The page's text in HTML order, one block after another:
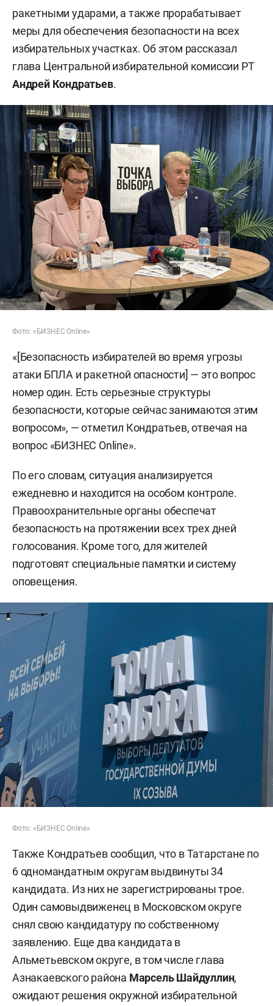
ракетными ударами, а также прорабатывает
меры для обеспечения безопасности на всех
избирательных участках. Об этом рассказал
глава Центральной избирательной комиссии РТ
Андрей Кондратьев.
Фото: «БИЗНЕС Online»
«[Безопасность избирателей во время угрозы
атаки БПЛА и ракетной опасности] — это вопрос
номер один. Есть серьезные структуры
безопасности, которые сейчас занимаются этим
вопросом», — отметил Кондратьев, отвечая на
вопрос «БИЗНЕС Online».
По его словам, ситуация анализируется
ежедневно и находится на особом контроле.
Правоохранительные органы обеспечат
безопасность на протяжении всех трех дней
голосования. Кроме того, для жителей
подготовят специальные памятки и систему
оповещения.
Фото: «БИЗНЕС Online»
Также Кондратьев сообщил, что в Татарстане по
6 одномандатным округам выдвинуты 34
кандидата. Из них не зарегистрированы трое.
Один самовыдвиженец в Московском округе
снял свою кандидатуру по собственному
заявлению. Еще два кандидата в
Альметьевском округе, в том числе глава
Азнакаевского района Марсель Шайдуллин,
ожидают решения окружной избирательной